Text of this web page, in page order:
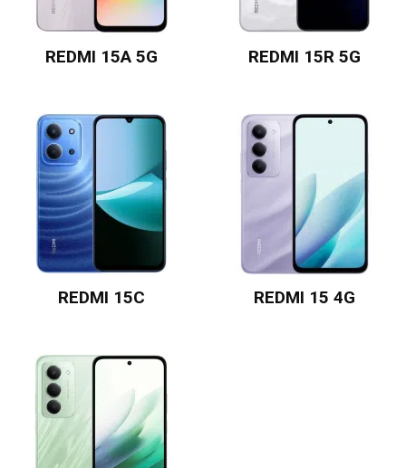
REDMI 15A 5G REDMI 15R 5G
REDMI 15C REDMI 15 4G